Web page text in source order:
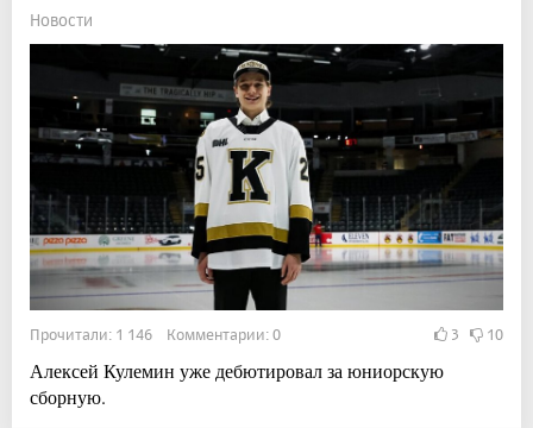
Новости
Прочитали: 1 146 Комментарии: 0 3 10
Алексей Кулемин уже дебютировал за юниорскую
сборную.